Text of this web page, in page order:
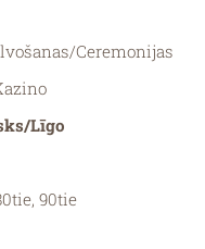
Ceremonijas
Līgo
90tie